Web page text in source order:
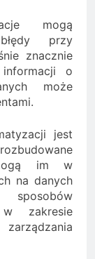
mogą
przy
znacznie
o
może
jest
im w
na danych
zakresie